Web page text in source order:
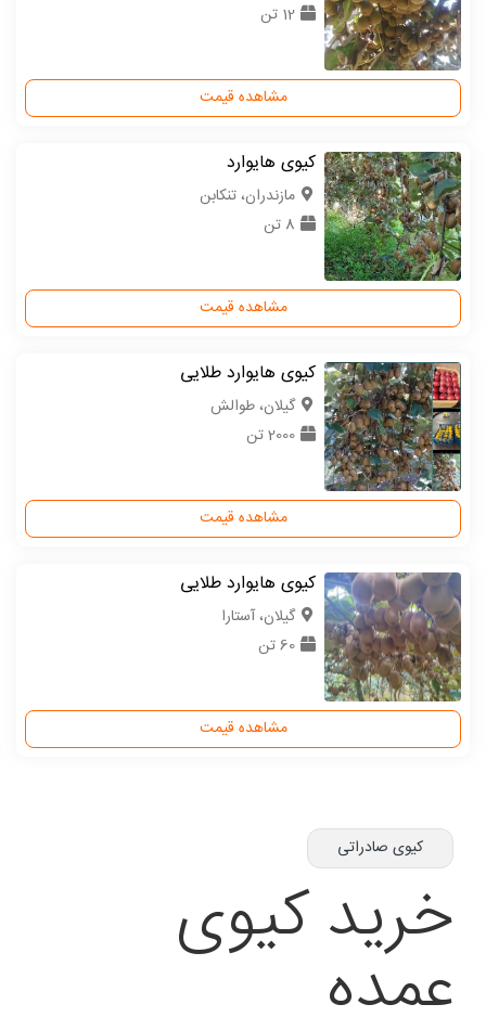
12 تن
مشاهده قیمت
کیوی هایوارد
مازندران، تنکابن
8 تن
مشاهده قیمت
کیوی هایوارد طلایی
گیلان، طوالش
2000 تن
مشاهده قیمت
کیوی هایوارد طلایی
گیلان، آستارا
60 تن
مشاهده قیمت
کیوی صادراتی
خرید کیوی
عمده